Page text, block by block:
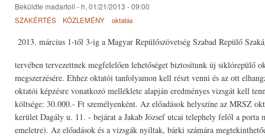
Beküldte madartoll - h, 01/21/2013 - 09:00
SZAKÉRTÉS KÖZLEMÉNY oktatás
2013. március 1-től 3-ig a Magyar Repülőszövetség Szabad Repülő
tervében tervezettnek megfelelően lehetőséget biztosítunk új siklórepülő
megszerzésére. Ehhez oktatói tanfolyamon kell részt venni és az ott
oktatói képzésre vonatkozó melléklete alapján eredményes vizsgát kell
költsége: 30.000.- Ft személyenként. Az előadások helyszíne az MRSZ
kerület Dagály u. 11. - bejárat a Jakab József utcai telephely felől a porta
emeletre). Az előadások és a vizsgák nyíltak, bárki számára